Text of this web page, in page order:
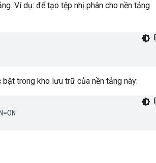
Ví dụ: để tạo tệp nhị phân cho nền tảng
trong kho lưu trữ của nền tảng này: